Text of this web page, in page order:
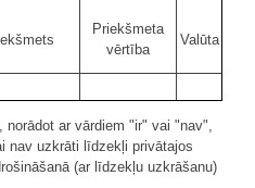
Priekšmeta
vērtība
Valūta
norādot ar vārdiem "ir" vai "nav",
nav uzkrāti līdzekļi privātajos
(ar līdzekļu uzkrāšanu)